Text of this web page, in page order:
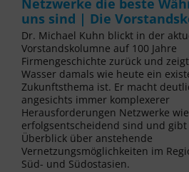
uns sind | Die
Dr. Michael Kuhn blickt in der
Vorstandskolumne auf 100 Jahre
Firmengeschichte zurück und
Wasser damals wie heute ein
Zukunftsthema ist. Er macht
angesichts immer komplexerer
Herausforderungen Netzwerke wie
erfolgsentscheidend sind und gibt
Überblick über anstehende
Vernetzungsmöglichkeiten im
Süd- und Südostasien.